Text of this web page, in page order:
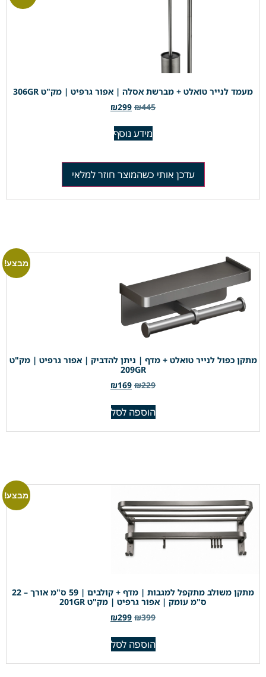
מעמד לנייר טואלט + מברשת אסלה | אפור גרפיט | מק"ט 306GR
₪445
₪299
מידע נוסף
עדכן אותי כשהמוצר חוזר למלאי
מבצע!
מתקן כפול לנייר טואלט + מדף | ניתן להדביק | אפור גרפיט | מק"ט
209GR
₪229
₪169
הוספה לסל
מבצע!
מתקן משולב מתקפל למגבות | מדף + קולבים | 59 ס"מ אורך – 22
ס"מ עומק | אפור גרפיט | מק"ט 201GR
₪399
₪299
הוספה לסל